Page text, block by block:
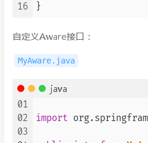
16
自定义Aware接口：
MyAware.java
java
01
02
03
import